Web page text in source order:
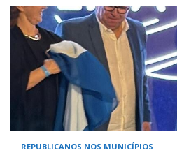
REPUBLICANOS NOS MUNICÍPIOS